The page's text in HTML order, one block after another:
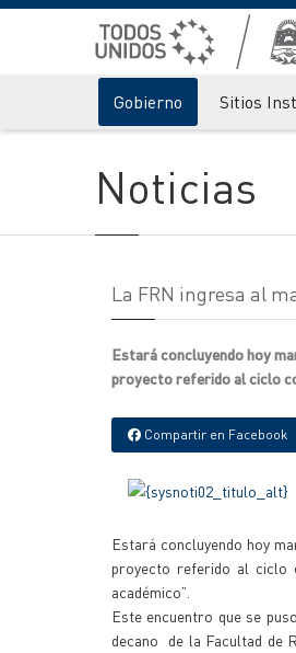
Gobierno Sitios
Noticias
La FRN ingresa al
Estará concluyendo hoy
proyecto referido al ciclo
Compartir en Facebook
Estará concluyendo hoy
proyecto referido al ciclo
académico”.
Este encuentro que se
decano de la Facultad de